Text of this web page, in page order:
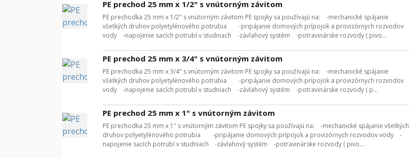
PE prechod 25 mm x 1/2" s vnútorným závitom
PE prechodka 25 mm x 1/2" s vnútorným závitom PE spojky sa používajú na: -mechanické spájanie
všetkých druhov polyetylénového potrubia -pripájanie domových prípojok a provizórnych rozvodov
vody -napojenie sacích potrubí v studniach -závlahový systém -potravinárske rozvody ( pivo...
PE prechod 25 mm x 3/4" s vnútorným závitom
PE prechodka 25 mm x 3/4" s vnútorným závitom PE spojky sa používajú na: -mechanické spájanie
všetkých druhov polyetylénového potrubia -pripájanie domových prípojok a provizórnych rozvodov
vody -napojenie sacích potrubí v studniach -závlahový systém -potravinárske rozvody ( p...
PE prechod 25 mm x 1" s vnútorným závitom
PE prechodka 25 mm x 1" s vnútorným závitom PE spojky sa používajú na: -mechanické spájanie všetkých
druhov polyetylénového potrubia -pripájanie domových prípojok a provizórnych rozvodov vody -
napojenie sacích potrubí v studniach -závlahový systém -potravinárske rozvody ( pivo...